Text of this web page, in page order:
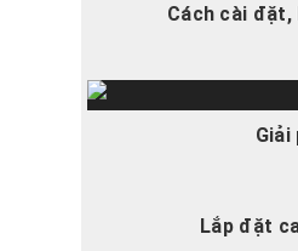
Cách cài đặt,
Lắp đặt